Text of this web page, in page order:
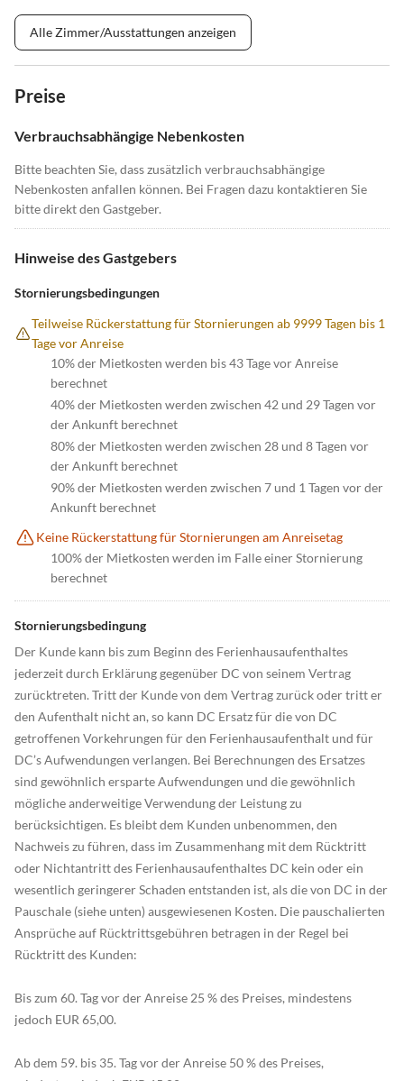
Alle Zimmer/Ausstattungen anzeigen
Preise
Verbrauchsabhängige Nebenkosten
Bitte beachten Sie, dass zusätzlich verbrauchsabhängige
Nebenkosten anfallen können. Bei Fragen dazu kontaktieren Sie
bitte direkt den Gastgeber.
Hinweise des Gastgebers
Stornierungsbedingungen
Teilweise Rückerstattung für Stornierungen ab 9999 Tagen bis 1
Tage vor Anreise
10% der Mietkosten werden bis 43 Tage vor Anreise
berechnet
40% der Mietkosten werden zwischen 42 und 29 Tagen vor
der Ankunft berechnet
80% der Mietkosten werden zwischen 28 und 8 Tagen vor
der Ankunft berechnet
90% der Mietkosten werden zwischen 7 und 1 Tagen vor der
Ankunft berechnet
Keine Rückerstattung für Stornierungen am Anreisetag
100% der Mietkosten werden im Falle einer Stornierung
berechnet
Stornierungsbedingung
Der Kunde kann bis zum Beginn des Ferienhausaufenthaltes
jederzeit durch Erklärung gegenüber DC von seinem Vertrag
zurücktreten. Tritt der Kunde von dem Vertrag zurück oder tritt er
den Aufenthalt nicht an, so kann DC Ersatz für die von DC
getroffenen Vorkehrungen für den Ferienhausaufenthalt und für
DC’s Aufwendungen verlangen. Bei Berechnungen des Ersatzes
sind gewöhnlich ersparte Aufwendungen und die gewöhnlich
mögliche anderweitige Verwendung der Leistung zu
berücksichtigen. Es bleibt dem Kunden unbenommen, den
Nachweis zu führen, dass im Zusammenhang mit dem Rücktritt
oder Nichtantritt des Ferienhausaufenthaltes DC kein oder ein
wesentlich geringerer Schaden entstanden ist, als die von DC in der
Pauschale (siehe unten) ausgewiesenen Kosten. Die pauschalierten
Ansprüche auf Rücktrittsgebühren betragen in der Regel bei
Rücktritt des Kunden:
Bis zum 60. Tag vor der Anreise 25 % des Preises, mindestens
jedoch EUR 65,00.
Ab dem 59. bis 35. Tag vor der Anreise 50 % des Preises,